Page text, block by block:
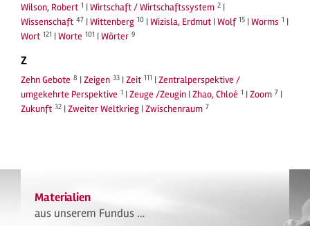
Wilson, Robert 1 |Wirtschaft / Wirtschaftssystem 2 |
Wissenschaft 47 |Wittenberg 10 |Wizisla, Erdmut |Wolf 15 |Worms 1 |
Wort 121 |Worte 101 |Wörter 9
Z
Zehn Gebote 8 |Zeigen 33 |Zeit 111 |Zentralperspektive /
umgekehrte Perspektive 1 |Zeuge /Zeugin |Zhao, Chloé 1 |Zoom 7 |
Zukunft 32 |Zweiter Weltkrieg |Zwischenraum 7
Materialien
aus unserem Fundus …